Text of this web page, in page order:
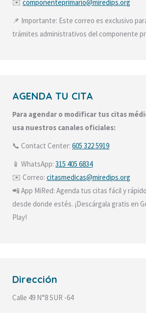
✉️componenteprimario@miredips.org
📌 Importante: Este correo es exclusivo
trámites administrativos del componente
AGENDA TU CITA
Para agendar o modificar tus citas
usa nuestros canales oficiales:
📞 Contact Center:605 322 5919
📱 WhatsApp:315 405 6834
✉️ Correo:citasmedicas@miredips.org
📲 App MiRed: Agenda tus citas fácil y rápido
desde donde estés. ¡Descárgala gratis en
Play!
Dirección
Calle 49 N°8 SUR -64